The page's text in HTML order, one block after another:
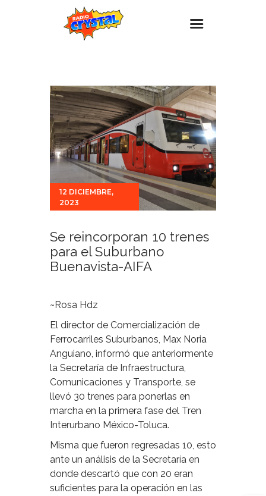
Estaciones
Eventos
Promociones
Noticias
Contacto
12 DICIEMBRE,
2023
Se reincorporan 10 trenes
para el Suburbano
Buenavista-AIFA
~Rosa Hdz
El director de Comercialización de
Ferrocarriles Suburbanos, Max Noria
Anguiano, informó que anteriormente
la Secretaría de Infraestructura,
Comunicaciones y Transporte, se
llevó 30 trenes para ponerlas en
marcha en la primera fase del Tren
Interurbano México-Toluca.
Misma que fueron regresadas 10, esto
ante un análisis de la Secretaría en
donde descartó que con 20 eran
suficientes para la operación en las